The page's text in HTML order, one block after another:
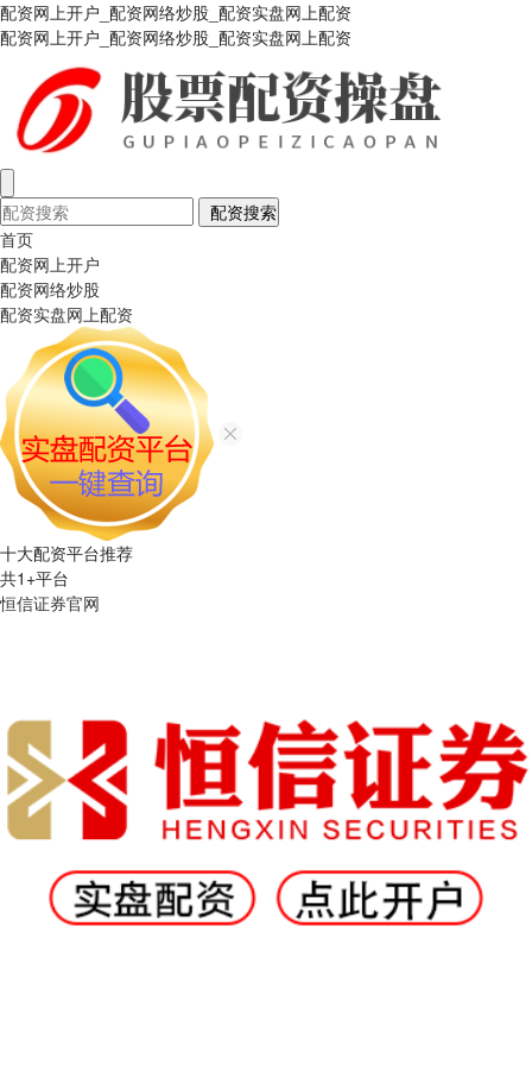
配资网上开户_配资网络炒股_配资实盘网上配资
配资网上开户_配资网络炒股_配资实盘网上配资
配资搜索
首页
配资网上开户
配资网络炒股
配资实盘网上配资
十大配资平台推荐
共1 +平台
恒信证券官网